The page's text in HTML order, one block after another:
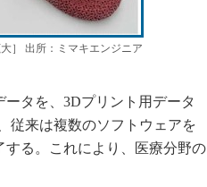
］ 出所：ミマキエンジニア
タを、3Dプリント用データ
従来は複数のソフトウェアを
る。これにより、医療分野の